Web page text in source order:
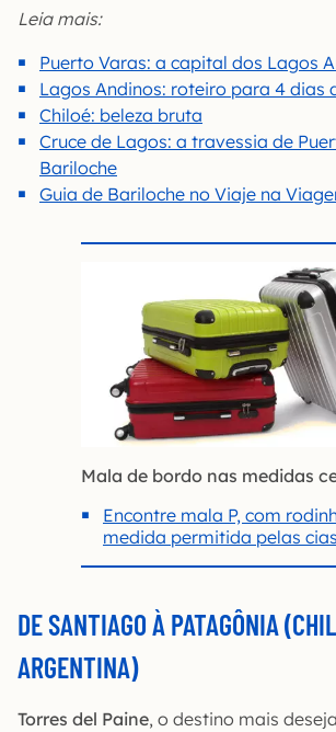
Leia mais:
Puerto Varas: a capital dos Lagos
Lagos Andinos: roteiro para 4 dias
Chiloé: beleza bruta
Cruce de Lagos: a travessia de
Bariloche
Guia de Bariloche no Viaje na
Mala de bordo nas medidas
Encontre mala P, com
medida permitida pelas
DE SANTIAGO À PATAGÔNIA
ARGENTINA)
Torres del Paine, o destino mais